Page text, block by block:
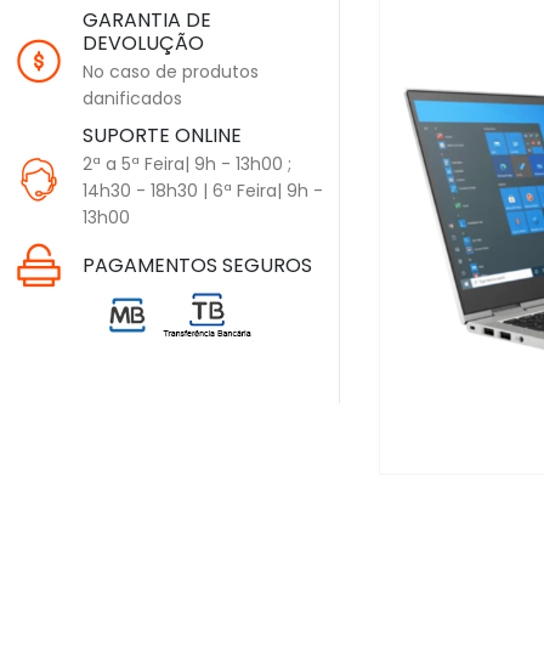
GARANTIA DE
DEVOLUÇÃO
No caso de produtos
danificados
SUPORTE ONLINE
2ª a 5ª Feira| 9h - 13h00 ;
14h30 - 18h30 | 6ª Feira| 9h -
13h00
PAGAMENTOS SEGUROS